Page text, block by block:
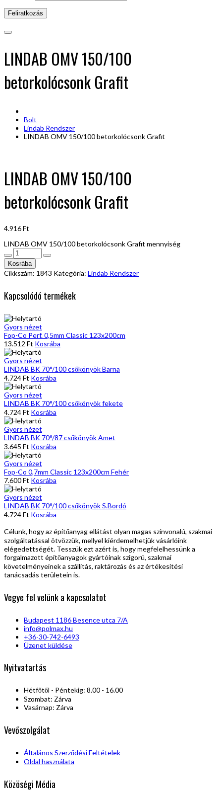
LINDAB OMV 150/100
betorkolócsonk Grafit
Bolt
Lindab Rendszer
LINDAB OMV 150/100 betorkolócsonk Grafit
LINDAB OMV 150/100
betorkolócsonk Grafit
4.916Ft
LINDAB OMV 150/100 betorkolócsonk Grafit mennyiség
Kosrába
Cikkszám: 1843 Kategória: Lindab Rendszer
Kapcsolódó termékek
Gyors nézet
Fop-Co Perf. 0,5mm Classic 123x200cm
13.512 Ft Kosrába
Gyors nézet
LINDAB BK 70°/100 csőkönyök Barna
4.724Ft Kosrába
Gyors nézet
LINDAB BK 70°/100 csőkönyök fekete
4.724Ft Kosrába
Gyors nézet
LINDAB BK 70°/87 csőkönyök Amet
3.645 Ft Kosrába
Gyors nézet
Fop-Co 0,7mm Classic 123x200cm Fehér
7.600Ft Kosrába
Gyors nézet
LINDAB BK 70°/100 csőkönyök S.Bordó
4.724Ft Kosrába
Célunk, hogy az építőanyag ellátást olyan magas színvonalú, szakmai
szolgáltatással ötvözzük, mellyel kiérdemelhetjük vásárlóink
elégedettségét. Tesszük ezt azért is, hogy megfelelhessünk a
forgalmazott építőanyagok gyártóinak szigorú, szakmai
követelményeinek a szállítás, raktározás és az értékesítési
tanácsadás területein is.
Vegye fel velünk a kapcsolatot
Budapest 1186 Besence utca 7/A
info@polmax.hu
+36-30-742-6493
Üzenet küldése
Nyitvatartás
Hétfőtől - Péntekig: 8.00 - 16.00
Szombat: Zárva
Vasárnap: Zárva
Vevőszolgálat
Általános Szerződési Feltételek
Oldal használata
Közöségi Média